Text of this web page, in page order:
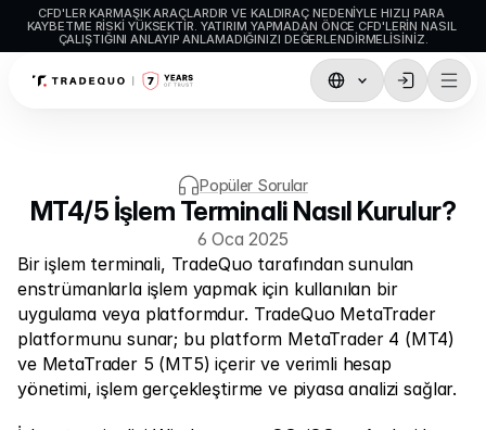
CFD'LER KARMAŞIK ARAÇLARDIR VE KALDIRAÇ NEDENIYLE HIZLI PARA
KAYBETME RISKI YÜKSEKTIR. YATIRIM YAPMADAN ÖNCE CFD'LERIN NASIL
ÇALIŞTIĞINI ANLAYIP ANLAMADIĞINIZI DEĞERLENDIRMELISINIZ.
MetaTrader5
Sosyal İşlem
Para Yatırma ve Çekme
Hesap Türleri
Popüler Sorular
MT4/5 İşlem Terminali Nasıl Kurulur?
6 Oca 2025
Bir işlem terminali, TradeQuo tarafından sunulan
enstrümanlarla işlem yapmak için kullanılan bir
uygulama veya platformdur. TradeQuo MetaTrader
platformunu sunar; bu platform MetaTrader 4 (MT4)
ve MetaTrader 5 (MT5) içerir ve verimli hesap
yönetimi, işlem gerçekleştirme ve piyasa analizi sağlar.